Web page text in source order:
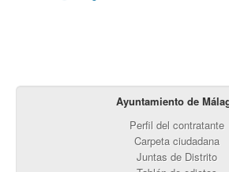
Ayuntamiento de
Perfil del contratante
Carpeta ciudadana
Juntas de Distrito